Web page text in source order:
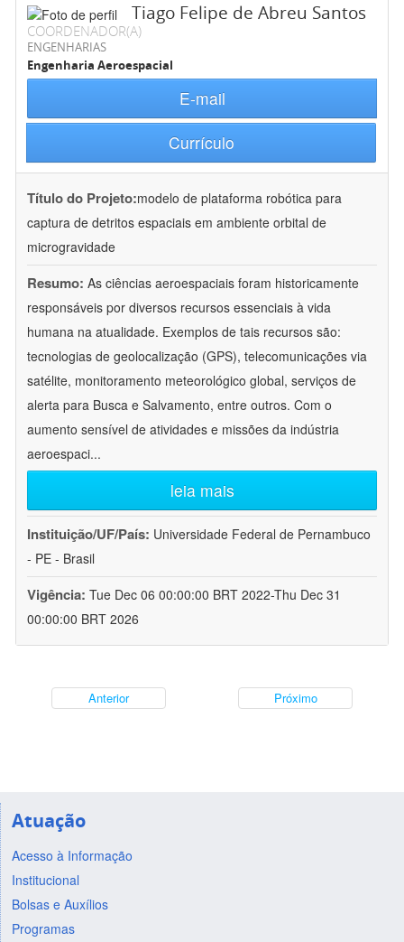
Tiago Felipe de Abreu Santos
COORDENADOR(A)
ENGENHARIAS
Engenharia Aeroespacial
E-mail
Currículo
Título do Projeto:modelo de plataforma robótica para
captura de detritos espaciais em ambiente orbital de
microgravidade
Resumo: As ciências aeroespaciais foram historicamente
responsáveis por diversos recursos essenciais à vida
humana na atualidade. Exemplos de tais recursos são:
tecnologias de geolocalização (GPS), telecomunicações via
satélite, monitoramento meteorológico global, serviços de
alerta para Busca e Salvamento, entre outros. Com o
aumento sensível de atividades e missões da indústria
aeroespaci...
leia mais
Instituição/UF/País: Universidade Federal de Pernambuco
- PE - Brasil
Vigência: Tue Dec 06 00:00:00 BRT 2022-Thu Dec 31
00:00:00 BRT 2026
Anterior Próximo
Atuação
Acesso à Informação
Institucional
Bolsas e Auxílios
Programas